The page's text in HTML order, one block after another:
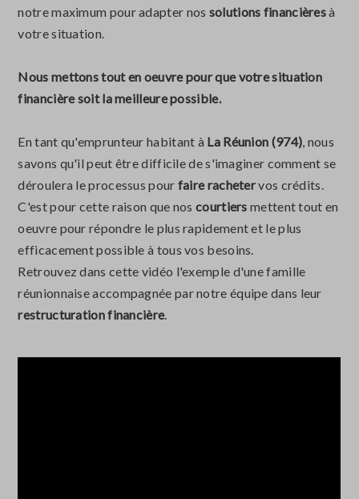
notre maximum pour adapter nos solutions financièresà
votre situation.
Nous mettons tout en oeuvre pour que votre situation
financière soit la meilleure possible.
En tant qu'emprunteur habitant à La Réunion (974), nous
savons qu'il peut être difficile de s'imaginer comment se
déroulera le processus pour faire rachetervos crédits.
C'est pour cette raison que noscourtiers mettent tout en
oeuvre pour répondre le plus rapidement et le plus
efficacement possible à tous vos besoins.
Retrouvez dans cette vidéo l'exemple d'une famille
réunionnaise accompagnée par notre équipe dans leur
restructuration financière.